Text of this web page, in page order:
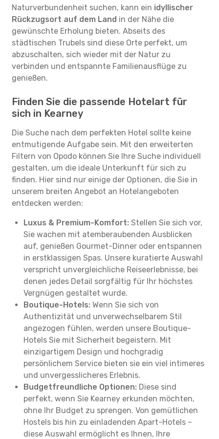
Naturverbundenheit suchen, kann ein idyllischer
Rückzugsort auf dem Land in der Nähe die
gewünschte Erholung bieten. Abseits des
städtischen Trubels sind diese Orte perfekt, um
abzuschalten, sich wieder mit der Natur zu
verbinden und entspannte Familienausflüge zu
genießen.
Finden Sie die passende Hotelart für
sich in Kearney
Die Suche nach dem perfekten Hotel sollte keine
entmutigende Aufgabe sein. Mit den erweiterten
Filtern von Opodo können Sie Ihre Suche individuell
gestalten, um die ideale Unterkunft für sich zu
finden. Hier sind nur einige der Optionen, die Sie in
unserem breiten Angebot an Hotelangeboten
entdecken werden:
Luxus & Premium-Komfort: Stellen Sie sich vor,
Sie wachen mit atemberaubenden Ausblicken
auf, genießen Gourmet-Dinner oder entspannen
in erstklassigen Spas. Unsere kuratierte Auswahl
verspricht unvergleichliche Reiseerlebnisse, bei
denen jedes Detail sorgfältig für Ihr höchstes
Vergnügen gestaltet wurde.
Boutique-Hotels: Wenn Sie sich von
Authentizität und unverwechselbarem Stil
angezogen fühlen, werden unsere Boutique-
Hotels Sie mit Sicherheit begeistern. Mit
einzigartigem Design und hochgradig
persönlichem Service bieten sie ein viel intimeres
und unvergesslicheres Erlebnis.
Budgetfreundliche Optionen: Diese sind
perfekt, wenn Sie Kearney erkunden möchten,
ohne Ihr Budget zu sprengen. Von gemütlichen
Hostels bis hin zu einladenden Apart-Hotels –
diese Auswahl ermöglicht es Ihnen, Ihre